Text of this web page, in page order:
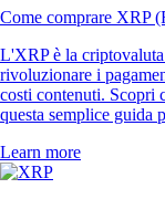
Come comprare XRP
L'XRP è la
rivoluzionare i
costi contenuti. Scopri
questa semplice guida
Learn more